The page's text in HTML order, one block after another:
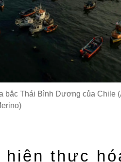
bắc Thái Bình Dương của Chile
thực